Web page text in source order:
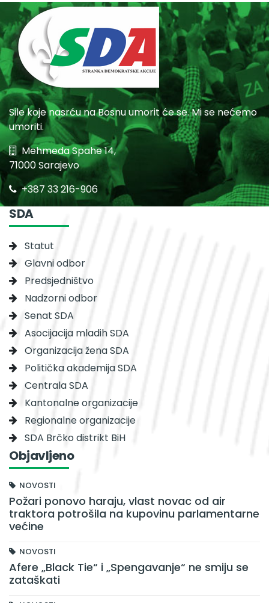
Sile koje nasrću na Bosnu umorit će se. Mi se nećemo
umoriti.
Mehmeda Spahe 14,
71000 Sarajevo
+387 33 216-906
SDA
Statut
Glavni odbor
Predsjedništvo
Nadzorni odbor
Senat SDA
Asocijacija mladih SDA
Organizacija žena SDA
Politička akademija SDA
Centrala SDA
Kantonalne organizacije
Regionalne organizacije
SDA Brčko distrikt BiH
Objavljeno
NOVOSTI
Požari ponovo haraju, vlast novac od air
traktora potrošila na kupovinu parlamentarne
većine
NOVOSTI
Afere „Black Tie“ i „Spengavanje“ ne smiju se
zataškati